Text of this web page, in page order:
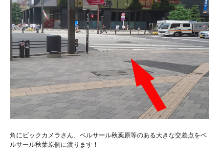
角にビックカメラさん、ベルサール秋葉原等のある大きな交差点をベ
ルサール秋葉原側に渡ります！